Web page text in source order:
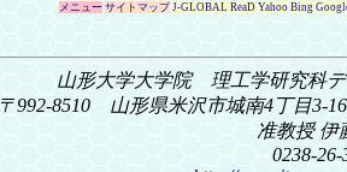
メニュー サイトマップ J-GLOBAL ReaD Yahoo Bing
山形大学大学院 理工学研究科
〒992-8510 山形県米沢市城南4丁目3-16
准教授 伊
0238-26-